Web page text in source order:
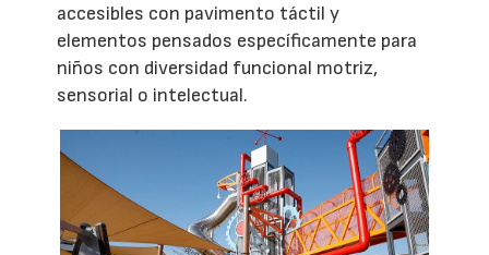
accesibles con pavimento táctil y
elementos pensados específicamente para
niños con diversidad funcional motriz,
sensorial o intelectual.